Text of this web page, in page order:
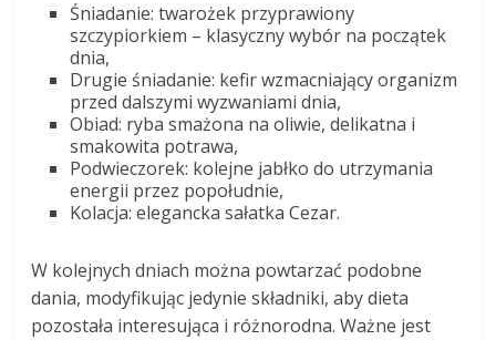
Śniadanie: twarożek przyprawiony
szczypiorkiem – klasyczny wybór na początek
dnia,
Drugie śniadanie: kefir wzmacniający organizm
przed dalszymi wyzwaniami dnia,
Obiad: ryba smażona na oliwie, delikatna i
smakowita potrawa,
Podwieczorek: kolejne jabłko do utrzymania
energii przez popołudnie,
Kolacja: elegancka sałatka Cezar.
W kolejnych dniach można powtarzać podobne
dania, modyfikując jedynie składniki, aby dieta
pozostała interesująca i różnorodna. Ważne jest